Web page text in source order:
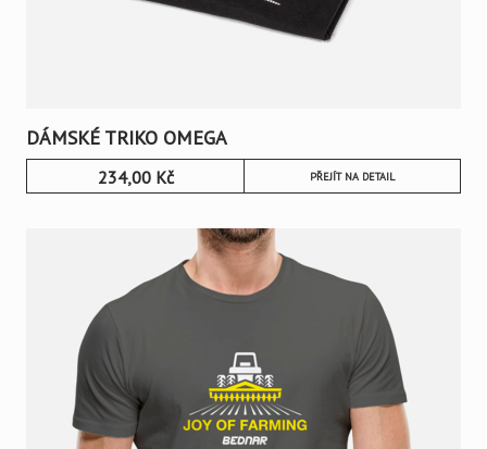
DÁMSKÉ TRIKO OMEGA
234,00 Kč PŘEJÍT NA DETAIL